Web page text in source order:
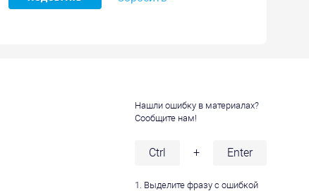
Нашли ошибку в материалах?
Сообщите нам!
Ctrl + Enter
1. Выделите фразу с ошибкой